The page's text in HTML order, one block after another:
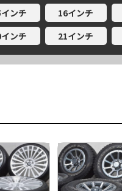
ンチ 16インチ
ンチ
21インチ